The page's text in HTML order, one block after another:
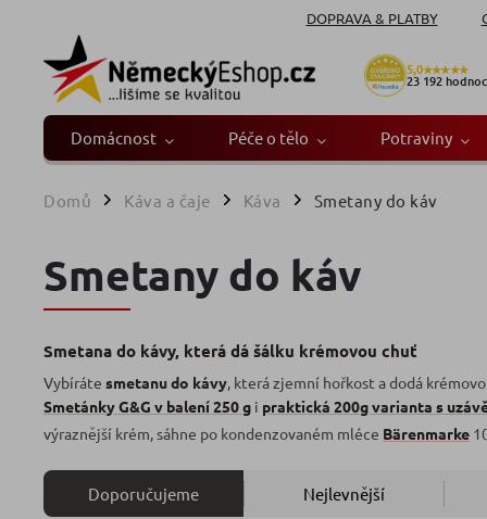
DOPRAVA & PLATBY
5,0★★★★★
23 192
Domácnost Péče o tělo Potraviny
Domů / Káva a čaje / Káva / Smetany do káv
Smetany do káv
Smetana do kávy, která dá šálku krémovou chuť
Vybíráte smetanu do kávy, která zjemní hořkost a dodá
Smetánky G&G v balení 250 g i praktická 200g varianta s
výraznější krém, sáhne po kondenzovaném mléce Bärenmarke
Doporučujeme Nejlevnější